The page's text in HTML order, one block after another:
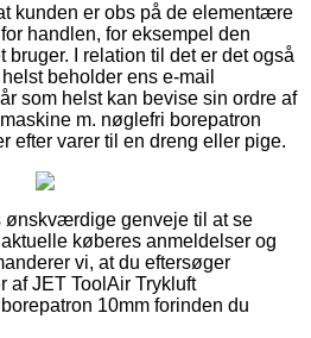
kunden er obs på de elementære
handlen, for eksempel den
bruger. I relation til det er det også
beholder ens e-mail
som helst kan bevise sin ordre af
m. nøglefri borepatron
efter varer til en dreng eller pige.
ønskværdige genveje til at se
køberes anmeldelser og
vi, at du eftersøger
af JET ToolAir Trykluft
10mm forinden du